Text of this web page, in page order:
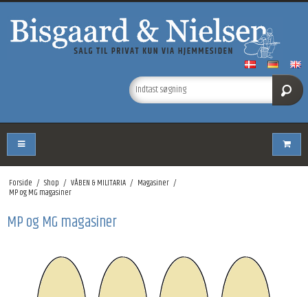
Forside / Shop / VÅBEN & MILITARIA / Magasiner /
MP og MG magasiner
MP og MG magasiner